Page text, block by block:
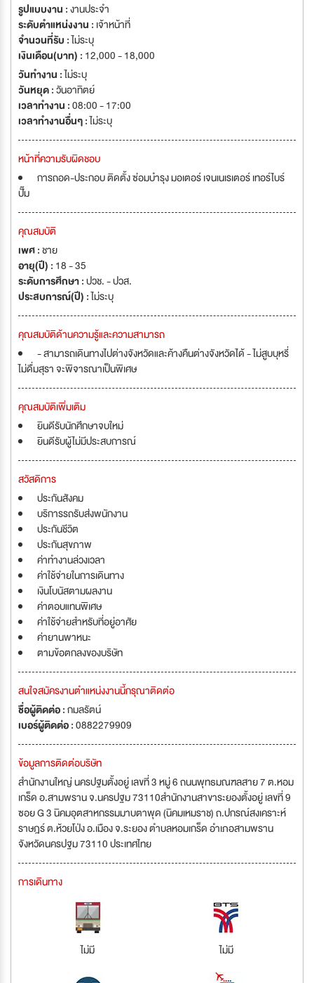
รูปแบบงาน :งานประจำ
ระดับตำแหน่งงาน : เจ้าหน้าที่
จำนวนที่รับ :ไม่ระบุ
เงินเดือน(บาท) : 12,000 - 18,000
วันทำงาน :ไม่ระบุ
วันหยุด :วันอาทิตย์
เวลาทำงาน :08:00 - 17:00
เวลาทำงานอื่นๆ :ไม่ระบุ
หน้าที่ความรับผิดชอบ
การถอด-ประกอบ ติดตั้ง ซ่อมบำรุง มอเตอร์ เจนเนเรเตอร์ เทอร์ไบร์
ปั๊ม
คุณสมบัติ
เพศ :ชาย
อายุ(ปี) : 18 - 35
ระดับการศึกษา :ปวช. - ปวส.
ประสบการณ์(ปี) :ไม่ระบุ
คุณสมบัติด้านความรู้และความสามารถ
- สามารถเดินทางไปต่างจังหวัดและค้างคืนต่างจังหวัดได้ - ไม่สูบบุหรี่
ไม่ดื่มสุรา จะพิจารณาเป็นพิเศษ
คุณสมบัติเพิ่มเติม
ยินดีรับนักศึกษาจบใหม่
ยินดีรับผู้ไม่มีประสบการณ์
สวัสดิการ
ประกันสังคม
บริการรถรับส่งพนักงาน
ประกันชีวิต
ประกันสุขภาพ
ค่าทำงานล่วงเวลา
ค่าใช้จ่ายในการเดินทาง
เงินโบนัสตามผลงาน
ค่าตอบแทนพิเศษ
ค่าใช้จ่ายสำหรับที่อยู่อาศัย
ค่ายานพาหนะ
ตามข้อตกลงของบริษัท
สนใจสมัครงานตำแหน่งงานนี้กรุณาติดต่อ
ชื่อผู้ติดต่อ :กมลรัตน์
เบอร์ผู้ติดต่อ :0882279909
ข้อมูลการติดต่อบริษัท
สำนักงานใหญ่ นครปฐมตั้งอยู่ เลขที่ 3 หมู่ 6 ถนนพุทธมณฑลสาย 7 ต.หอม
เกร็ด อ.สามพราน จ.นครปฐม 73110สำนักงานสาขาระยองตั้งอยู่ เลขที่ 9
ซอย G 3 นิคมอุตสาหกรรมมาบตาพุด (นิคมเหมราช) ถ.ปกรณ์สงเคราะห์
ราษฎร์ ต.ห้วยโป่ง อ.เมือง จ.ระยอง ตำบลหอมเกร็ด อำเภอสามพราน
จังหวัดนครปฐม 73110 ประเทศไทย
การเดินทาง
ไม่มี ไม่มี